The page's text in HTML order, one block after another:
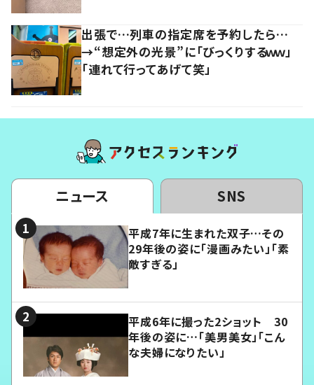
出張で…列車の指定席を予約したら…
→“想定外の光景”に「びっくりするｗｗ」
「連れて行ってあげて笑」
ニュース SNS
平成7年に生まれた双子…その
29年後の姿に「漫画みたい」「素
敵すぎる」
平成6年に撮った2ショット 30
年後の姿に…「美男美女」「こん
な夫婦になりたい」